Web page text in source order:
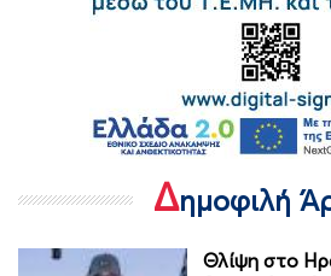
Δημοφιλή
Θλίψη στο